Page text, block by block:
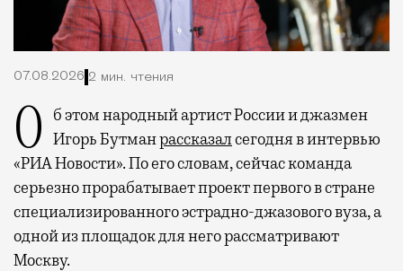
07.08.2026 2 мин. чтения
Об этом народный артист России и джазмен Игорь Бутманрассказалсегодня в интервью
«РИА Новости». По его словам, сейчас команда
серьезно прорабатывает проект первого в стране
специализированного эстрадно-джазового вуза, а
одной из площадок для него рассматривают
Москву.